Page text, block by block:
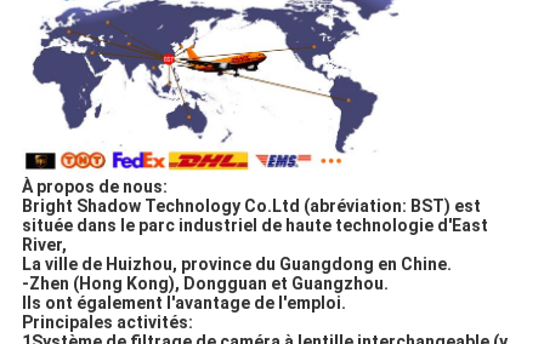
À propos de nous:
Bright Shadow Technology Co.Ltd (abréviation: BST) est
située dans le parc industriel de haute technologie d'East
River,
La ville de Huizhou, province du Guangdong en Chine.
-Zhen (Hong Kong), Dongguan et Guangzhou.
Ils ont également l'avantage de l'emploi.
Principales activités: